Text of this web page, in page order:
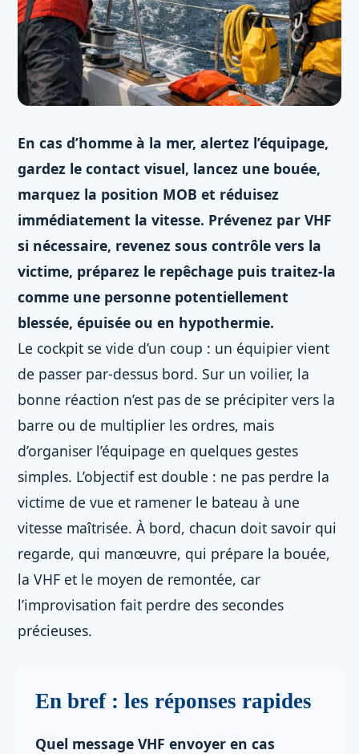
En cas d’homme à la mer, alertez l’équipage,
gardez le contact visuel, lancez une bouée,
marquez la position MOB et réduisez
immédiatement la vitesse. Prévenez par VHF
si nécessaire, revenez sous contrôle vers la
victime, préparez le repêchage puis traitez-la
comme une personne potentiellement
blessée, épuisée ou en hypothermie.
Le cockpit se vide d’un coup : un équipier vient
de passer par-dessus bord. Sur un voilier, la
bonne réaction n’est pas de se précipiter vers la
barre ou de multiplier les ordres, mais
d’organiser l’équipage en quelques gestes
simples. L’objectif est double : ne pas perdre la
victime de vue et ramener le bateau à une
vitesse maîtrisée. À bord, chacun doit savoir qui
regarde, qui manœuvre, qui prépare la bouée,
la VHF et le moyen de remontée, car
l’improvisation fait perdre des secondes
précieuses.
En bref : les réponses rapides
Quel message VHF envoyer en cas